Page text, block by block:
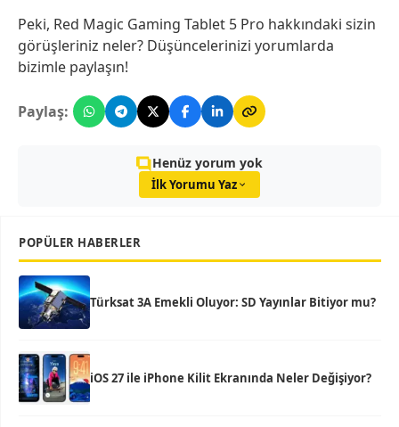
Peki, Red Magic Gaming Tablet 5 Pro hakkındaki sizin
görüşleriniz neler? Düşüncelerinizi yorumlarda
bizimle paylaşın!
Paylaş:
Henüz yorum yok
İlk Yorumu Yaz
POPÜLER HABERLER
Türksat 3A Emekli Oluyor: SD Yayınlar Bitiyor mu?
iOS 27 ile iPhone Kilit Ekranında Neler Değişiyor?